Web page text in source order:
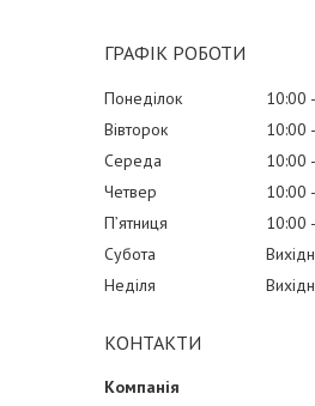
ГРАФІК РОБОТИ
Понеділок 10:00
Вівторок
10:00
Середа
10:00
Четвер
10:00
Пʼятниця
10:00
Субота
Неділя
КОНТАКТИ